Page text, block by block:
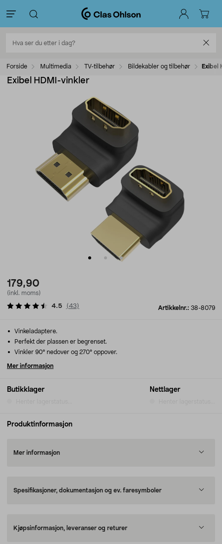
Forside Multimedia TV-tilbehør Bildekabler og tilbehør Exibel
Exibel HDMI-vinkler
179,90
(inkl. moms)
Artikkelnr.: 38-8079
4.5 (43)
Butikklager Nettlager
Vinkeladaptere.
Perfekt der plassen er begrenset.
Vinkler 90° nedover og 270° oppover.
Mer informasjon
Produktinformasjon
Mer informasjon
Spesifikasjoner, dokumentasjon og ev. faresymboler
Kjøpsinformasjon, leveranser og returer